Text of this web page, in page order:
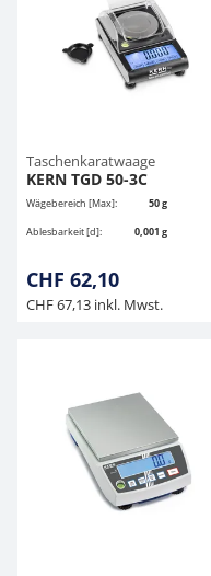
Taschenkaratwaage
KERN TGD 50-3C
Wägebereich [Max]:
50 g
Ablesbarkeit [d]:
0,001 g
CHF 62,10
CHF 67,13 inkl. Mwst.
Hängewaagen
Tischwaagen
Organwaagen
Zug- und Druck-
Videomikroskope
Mikroskopkameras
Zubehör
Expertenanwendungen
Zucker
Newton-Gewichte
Schallpegelmessgerät
Zubehör
Sonstiges